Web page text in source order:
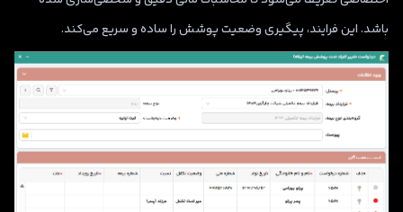
باشد. این فرایند، پیگیری وضعیت پوشش را ساده و سریع می‌کند.